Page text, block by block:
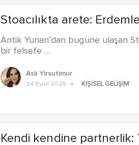
Stoacılıkta arete:
Antik Yunan’dan bugüne ulaşan
bir felsefe …
Aslı Yirsutimur
24 Eylül 2025 KIŞISEL GELIŞIM
Kendi kendine partnerlik: